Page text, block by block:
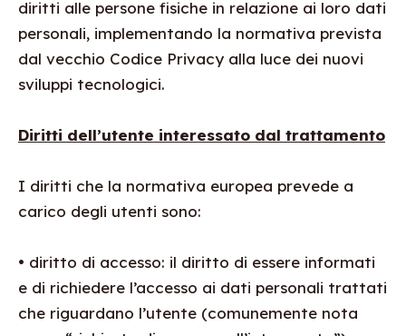
diritti alle persone fisiche in relazione ai loro dati
personali, implementando la normativa prevista
dal vecchio Codice Privacy alla luce dei nuovi
sviluppi tecnologici.
Diritti dell’utente interessato dal trattamento
I diritti che la normativa europea prevede a
carico degli utenti sono:
• diritto di accesso: il diritto di essere informati
e di richiedere l’accesso ai dati personali trattati
che riguardano l’utente (comunemente nota